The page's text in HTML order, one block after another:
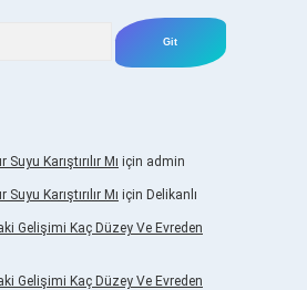
Karıştırılır Mı için admin
Karıştırılır Mı için Delikanlı
Gelişimi Kaç Düzey Ve Evreden
Gelişimi Kaç Düzey Ve Evreden